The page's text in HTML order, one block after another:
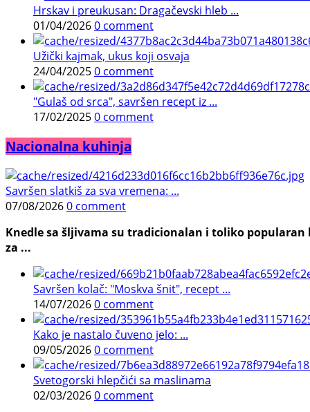
Hrskav i preukusan: Dragačevski hleb ...
01/04/20260 comment
Užički kajmak, ukus koji osvaja
24/04/20250 comment
"Gulaš od srca", savršen recept iz ...
17/02/20250 comment
Nacionalna kuhinja
Savršen slatkiš za sva vremena: ...
07/08/20260 comment
Knedle sa šljivama su tradicionalan i toliko popularan
za ...
Savršen kolač: "Moskva šnit", recept ...
14/07/20260 comment
Kako je nastalo čuveno jelo: ...
09/05/20260 comment
Svetogorski hlepčići sa maslinama
02/03/20260 comment